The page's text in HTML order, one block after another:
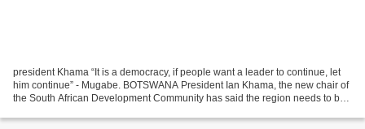
president Khama “It is a democracy, if people want a leader to continue, let
him continue” - Mugabe. BOTSWANA President Ian Khama, the new chair of
the South African Development Community has said the region needs to be